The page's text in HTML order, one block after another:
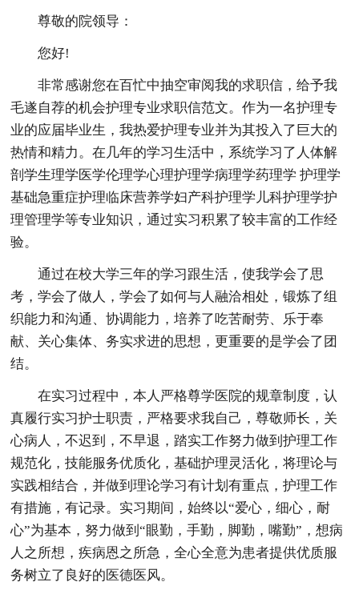
尊敬的院领导：
您好!
非常感谢您在百忙中抽空审阅我的求职信，给予我
毛遂自荐的机会护理专业求职信范文。作为一名护理专
业的应届毕业生，我热爱护理专业并为其投入了巨大的
热情和精力。在几年的学习生活中，系统学习了人体解
剖学生理学医学伦理学心理护理学病理学药理学 护理学
基础急重症护理临床营养学妇产科护理学儿科护理学护
理管理学等专业知识，通过实习积累了较丰富的工作经
验。
通过在校大学三年的学习跟生活，使我学会了思
考，学会了做人，学会了如何与人融洽相处，锻炼了组
织能力和沟通、协调能力，培养了吃苦耐劳、乐于奉
献、关心集体、务实求进的思想，更重要的是学会了团
结。
在实习过程中，本人严格尊学医院的规章制度，认
真履行实习护士职责，严格要求我自己，尊敬师长，关
心病人，不迟到，不早退，踏实工作努力做到护理工作
规范化，技能服务优质化，基础护理灵活化，将理论与
实践相结合，并做到理论学习有计划有重点，护理工作
有措施，有记录。实习期间，始终以“爱心，细心，耐
心”为基本，努力做到“眼勤，手勤，脚勤，嘴勤”，想病
人之所想，疾病恩之所急，全心全意为患者提供优质服
务树立了良好的医德医风。